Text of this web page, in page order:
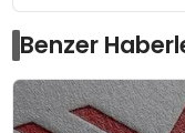
Benzer